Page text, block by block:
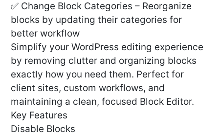
✅ Change Block Categories – Reorganize
blocks by updating their categories for
better workflow
Simplify your WordPress editing experience
by removing clutter and organizing blocks
exactly how you need them. Perfect for
client sites, custom workflows, and
maintaining a clean, focused Block Editor.
Key Features
Disable Blocks